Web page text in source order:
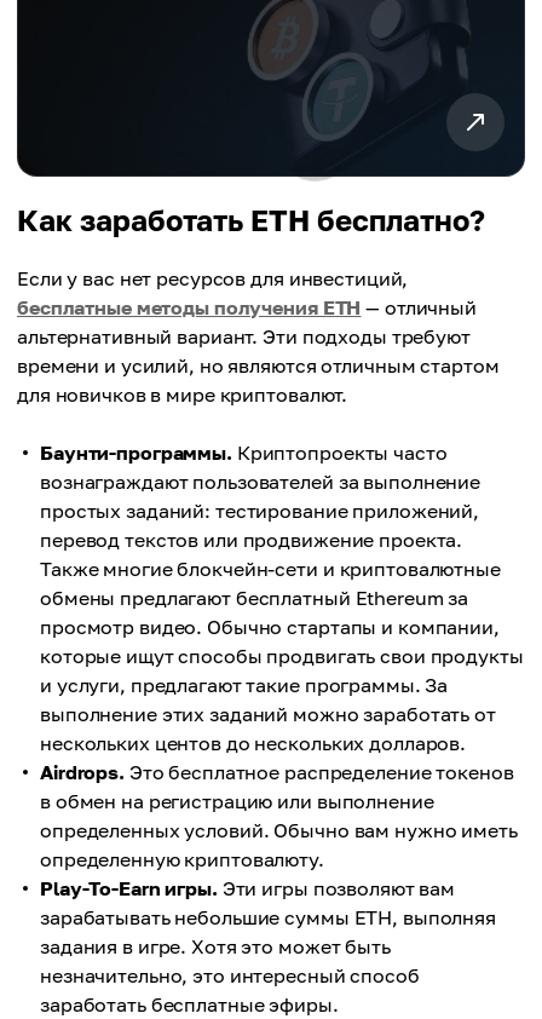
Как заработать ETH бесплатно?
Если у вас нет ресурсов для инвестиций,
бесплатные методы получения ETH — отличный
альтернативный вариант. Эти подходы требуют
времени и усилий, но являются отличным стартом
для новичков в мире криптовалют.
Баунти-программы. Криптопроекты часто
вознаграждают пользователей за выполнение
простых заданий: тестирование приложений,
перевод текстов или продвижение проекта.
Также многие блокчейн-сети и криптовалютные
обмены предлагают бесплатный Ethereum за
просмотр видео. Обычно стартапы и компании,
которые ищут способы продвигать свои продукты
и услуги, предлагают такие программы. За
выполнение этих заданий можно заработать от
нескольких центов до нескольких долларов.
Airdrops. Это бесплатное распределение токенов
в обмен на регистрацию или выполнение
определенных условий. Обычно вам нужно иметь
определенную криптовалюту.
Play-To-Earn игры. Эти игры позволяют вам
зарабатывать небольшие суммы ETH, выполняя
задания в игре. Хотя это может быть
незначительно, это интересный способ
заработать бесплатные эфиры.